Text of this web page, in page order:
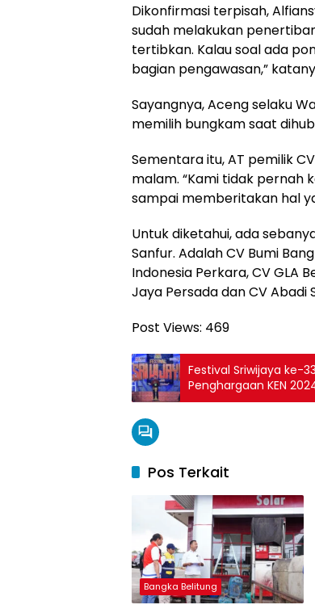
Dikonfirmasi terpisah,
sudah melakukan
tertibkan. Kalau soal ada
bagian pengawasan,”
Sayangnya, Aceng selaku
memilih bungkam saat
Sementara itu, AT pemilik
malam. “Kami tidak pernah
sampai memberitakan hal
Untuk diketahui, ada
Sanfur. Adalah CV Bumi
Indonesia Perkara, CV GLA
Jaya Persada dan CV Abadi
Post Views: 469
Festival Sriwijaya ke-
Penghargaan KEN
Pos Terkait
Bangka Belitung